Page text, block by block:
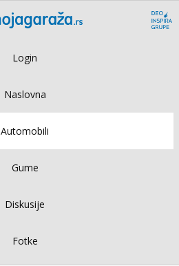
Login
Naslovna
Automobili
Gume
Diskusije
Fotke